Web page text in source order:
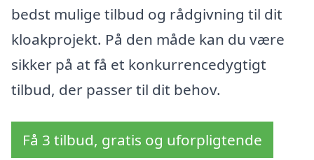
bedst mulige tilbud og rådgivning til dit
kloakprojekt. På den måde kan du være
sikker på at få et konkurrencedygtigt
tilbud, der passer til dit behov.
Få 3 tilbud, gratis og uforpligtende